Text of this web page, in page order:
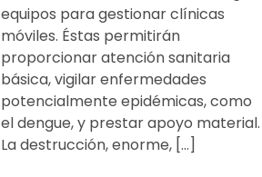
equipos para gestionar clínicas
móviles. Éstas permitirán
proporcionar atención sanitaria
básica, vigilar enfermedades
potencialmente epidémicas, como
el dengue, y prestar apoyo material.
La destrucción, enorme, […]